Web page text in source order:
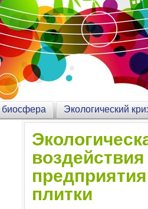
биосфера Экологический
плитки